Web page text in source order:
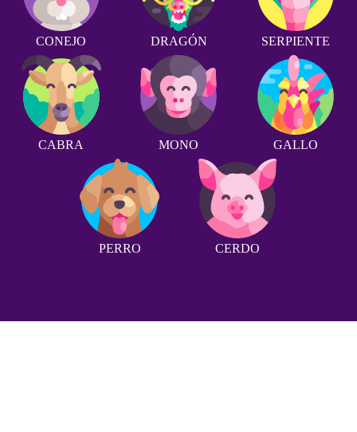
CONEJO DRAGÓN SERPIENTE
CABRA MONO GALLO
PERRO CERDO